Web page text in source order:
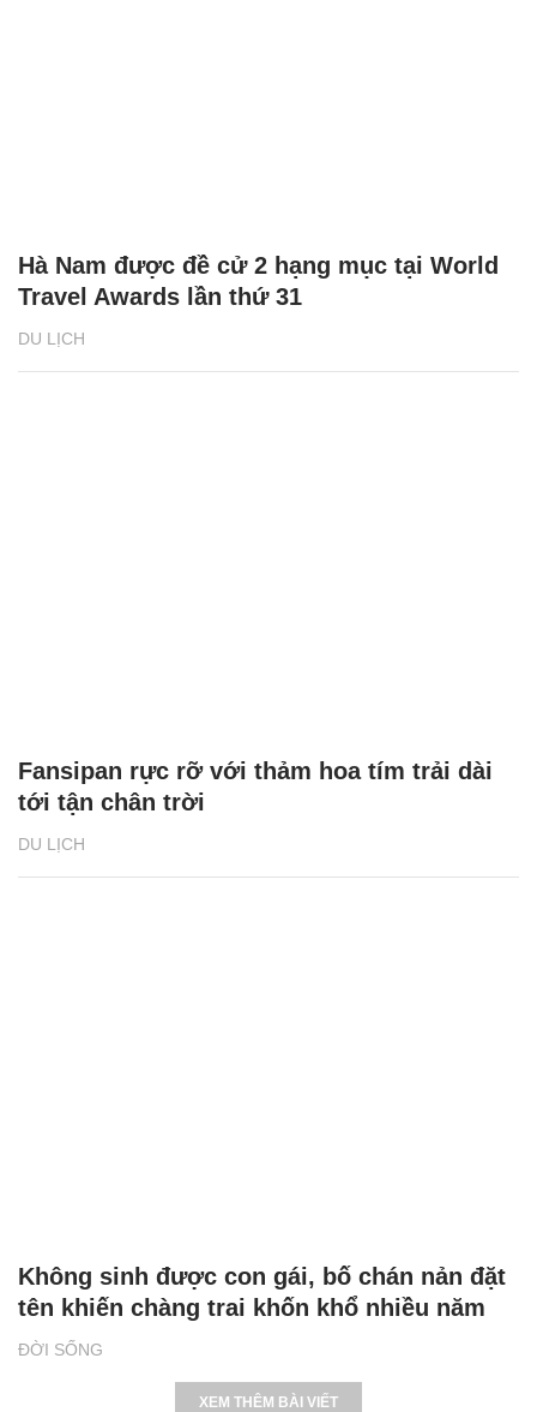
DU LỊCH
Hà Nam được đề cử 2 hạng mục tại World
Travel Awards lần thứ 31
DU LỊCH
Fansipan rực rỡ với thảm hoa tím trải dài
tới tận chân trời
ĐỜI SỐNG
Không sinh được con gái, bố chán nản đặt
tên khiến chàng trai khốn khổ nhiều năm
XEM THÊM BÀI VIẾT